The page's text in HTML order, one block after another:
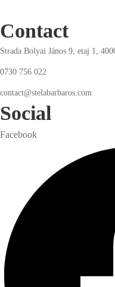
Contact
Strada Bolyai János 9, etaj 1,
0730 756 022
contact@stelabarbaros.com
Social
Facebook